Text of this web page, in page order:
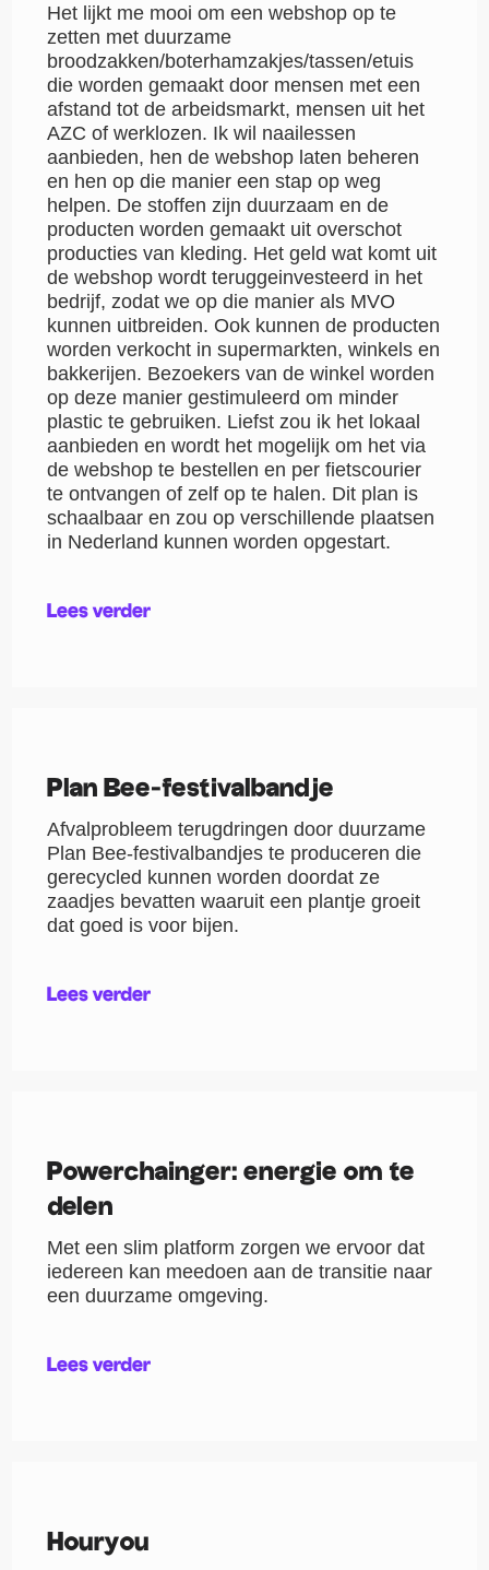
Het lijkt me mooi om een webshop op te
zetten met duurzame
broodzakken/boterhamzakjes/tassen/etuis
die worden gemaakt door mensen met een
afstand tot de arbeidsmarkt, mensen uit het
AZC of werklozen. Ik wil naailessen
aanbieden, hen de webshop laten beheren
en hen op die manier een stap op weg
helpen. De stoffen zijn duurzaam en de
producten worden gemaakt uit overschot
producties van kleding. Het geld wat komt uit
de webshop wordt teruggeinvesteerd in het
bedrijf, zodat we op die manier als MVO
kunnen uitbreiden. Ook kunnen de producten
worden verkocht in supermarkten, winkels en
bakkerijen. Bezoekers van de winkel worden
op deze manier gestimuleerd om minder
plastic te gebruiken. Liefst zou ik het lokaal
aanbieden en wordt het mogelijk om het via
de webshop te bestellen en per fietscourier
te ontvangen of zelf op te halen. Dit plan is
schaalbaar en zou op verschillende plaatsen
in Nederland kunnen worden opgestart.
Lees verder
Plan Bee-festivalbandje
Afvalprobleem terugdringen door duurzame
Plan Bee-festivalbandjes te produceren die
gerecycled kunnen worden doordat ze
zaadjes bevatten waaruit een plantje groeit
dat goed is voor bijen.
Lees verder
Powerchainger: energie om te
delen
Met een slim platform zorgen we ervoor dat
iedereen kan meedoen aan de transitie naar
een duurzame omgeving.
Lees verder
Houryou